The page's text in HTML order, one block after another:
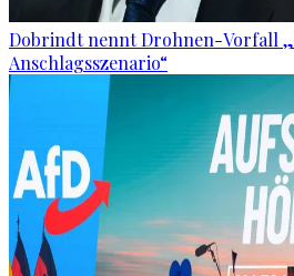
Dobrindt nennt Drohnen-Vorfall
Anschlagsszenario“